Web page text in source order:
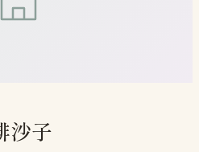
沙子